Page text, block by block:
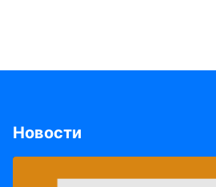
Новости